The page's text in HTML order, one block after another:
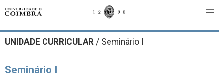
UNIDADE CURRICULAR / Seminário I
Seminário I